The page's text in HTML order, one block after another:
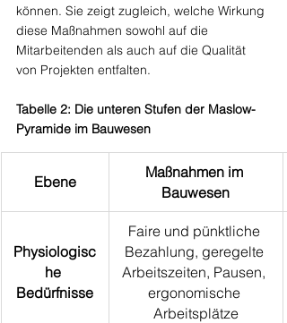
können. Sie zeigt zugleich, welche Wirkung
diese Maßnahmen sowohl auf die
Mitarbeitenden als auch auf die Qualität
von Projekten entfalten.
Tabelle 2: Die unteren Stufen der Maslow-
Pyramide im Bauwesen
Ebene
Maßnahmen im
Bauwesen
Physiologisc
he
Bedürfnisse
Faire und pünktliche
Bezahlung, geregelte
Arbeitszeiten, Pausen,
ergonomische
Arbeitsplätze